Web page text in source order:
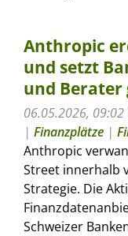
Anthropic
und setzt
und
06.05.2026, 09:02
| Finanzplätze |
Anthropic
Street innerhalb
Strategie. Die
Schweizer